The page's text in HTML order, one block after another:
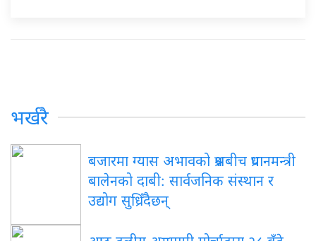
भर्खरै
बजारमा ग्यास अभावको प्रश्नबीच प्रधानमन्त्री
बालेनको दाबी: सार्वजनिक संस्थान र
उद्योग सुध्रिँदैछन्